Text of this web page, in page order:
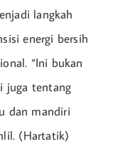
langkah
energi bersih
“Ini bukan
juga tentang
dan mandiri
(Hartatik)